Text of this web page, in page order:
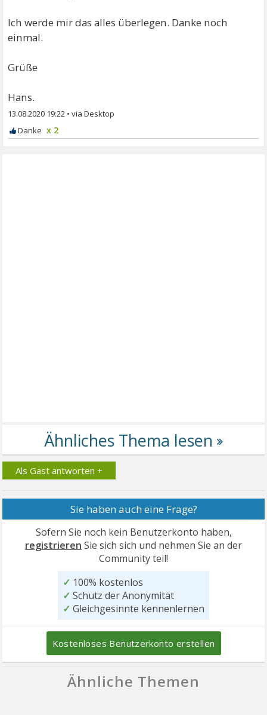
Ich werde mir das alles überlegen. Danke noch
einmal.
Grüße
Hans.
13.08.2020 19:22 •
x 2
Als Gast antworten +
Sie haben auch eine Frage?
Sofern Sie noch kein Benutzerkonto haben,
registrieren Sie sich sich und nehmen Sie an der
Community teil!
✓ 100% kostenlos
✓ Schutz der Anonymität
✓ Gleichgesinnte kennenlernen
Kostenloses Benutzerkonto erstellen
Ähnliche Themen